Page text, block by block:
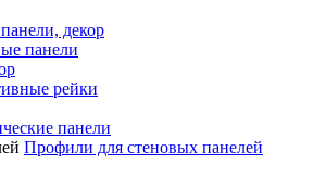
декор
панели
рейки
панели
Профили для стеновых панелей